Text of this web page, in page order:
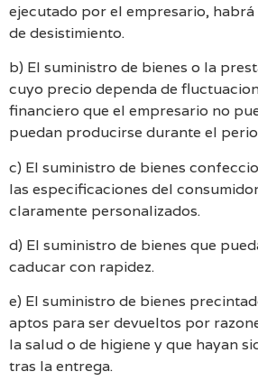
ejecutado por el empresario,
de desistimiento.
b) El suministro de bienes o la
cuyo precio dependa de
financiero que el empresario no
puedan producirse durante el
c) El suministro de bienes
las especificaciones del
claramente personalizados.
d) El suministro de bienes que
caducar con rapidez.
e) El suministro de bienes
aptos para ser devueltos por
la salud o de higiene y que hayan
tras la entrega.